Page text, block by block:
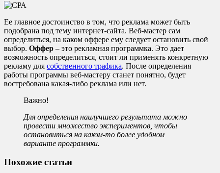
Ее главное достоинство в том, что реклама может быть
подобрана под тему интернет-сайта. Веб-мастер сам
определиться, на каком оффере ему следует остановить свой
выбор. Оффер – это рекламная программка. Это дает
возможность определиться, стоит ли применять конкретную
рекламу для собственного трафика. После определения
работы программы веб-мастеру станет понятно, будет
востребована какая-либо реклама или нет.
Важно!
Для определения наилучшего результата можно
провести множество экспериментов, чтобы
остановиться на каком-то более удобном
варианте программки.
Похожие статьи